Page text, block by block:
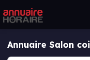
Annuaire Salon